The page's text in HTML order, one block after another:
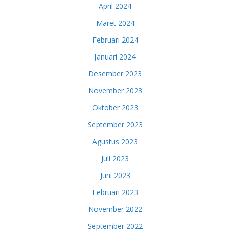
April 2024
Maret 2024
Februari 2024
Januari 2024
Desember 2023
November 2023
Oktober 2023
September 2023
Agustus 2023
Juli 2023
Juni 2023
Februari 2023
November 2022
September 2022